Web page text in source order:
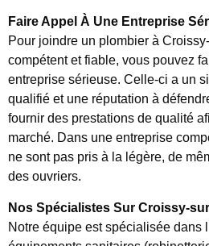
Faire Appel À Une Entreprise
Pour joindre un plombier à
compétent et fiable, vous pouvez
entreprise sérieuse. Celle-ci a un
qualifié et une réputation à
fournir des prestations de qualité
marché. Dans une entreprise
ne sont pas pris à la légère, de
des ouvriers.
Nos Spécialistes Sur Croissy-
Notre équipe est spécialisée dans